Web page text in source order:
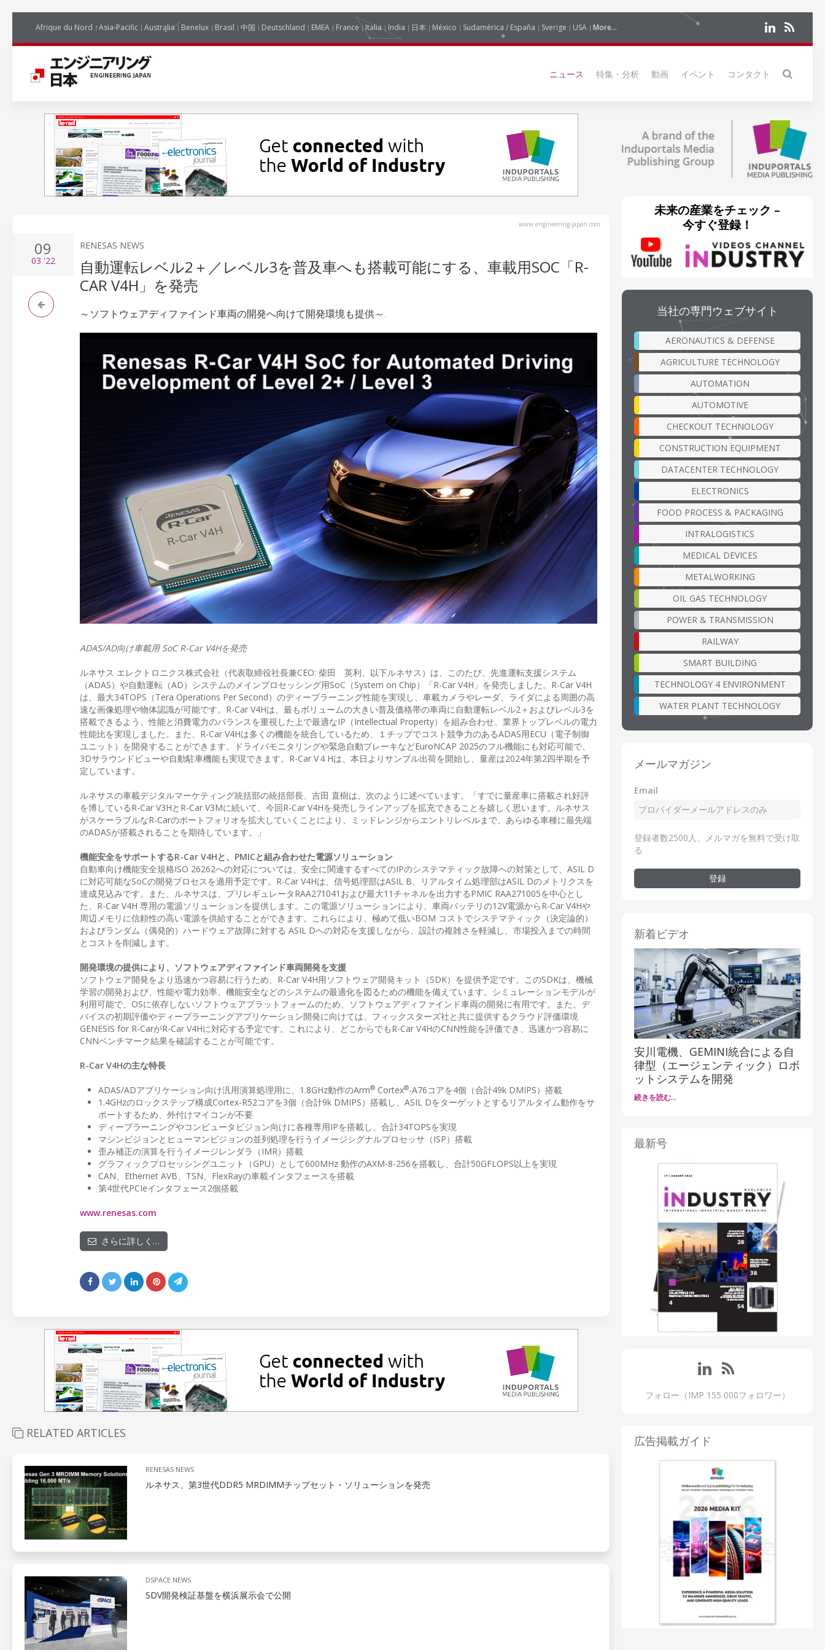
Afrique du Nord Asia-Pacific Australia Benelux Brasil 中国 Deutschland EMEA France Italia India 日本 México Sudamérica / España Sverige USA More...
ニュース 特集・分析 動画 イベント コンタクト
www.engineering-japan.com
09
03 '22
RENESAS NEWS
自動運転レベル2＋／レベル3を普及車へも搭載可能にする、車載用SOC「R-
CAR V4H」を発売
～ソフトウェアディファインド車両の開発へ向けて開発環境も提供～.
ADAS/AD向け車載用 SoC R-Car V4Hを発売
ルネサス エレクトロニクス株式会社（代表取締役社長兼CEO: 柴田 英利、以下ルネサス）は、このたび、先進運転支援システム
（ADAS）や自動運転（AD）システムのメインプロセッシング用SoC（System on Chip）「R-Car V4H」を発売しました。R-Car V4H
は、最大34TOPS（Tera Operations Per Second）のディープラーニング性能を実現し、車載カメラやレーダ、ライダによる周囲の高
速な画像処理や物体認識が可能です。R-Car V4Hは、最もボリュームの大きい普及価格帯の車両に自動運転レベル2＋およびレベル3を
搭載できるよう、性能と消費電力のバランスを重視した上で最適なIP（Intellectual Property）を組み合わせ、業界トップレベルの電力
性能比を実現しました。また、R-Car V4Hは多くの機能を統合しているため、１チップでコスト競争力のあるADAS用ECU（電子制御
ユニット）を開発することができます。ドライバモニタリングや緊急自動ブレーキなどEuroNCAP 2025のフル機能にも対応可能で、
3Dサラウンドビューや自動駐車機能も実現できます。R-Car V４Hは、本日よりサンプル出荷を開始し、量産は2024年第2四半期を予
定しています。
ルネサスの車載デジタルマーケティング統括部の統括部長、吉田 直樹は、次のように述べています。「すでに量産車に搭載され好評
を博しているR-Car V3HとR-Car V3Mに続いて、今回R-Car V4Hを発売しラインアップを拡充できることを嬉しく思います。ルネサス
がスケーラブルなR-Carのポートフォリオを拡大していくことにより、ミッドレンジからエントリレベルまで、あらゆる車種に最先端
のADASが搭載されることを期待しています。」
機能安全をサポートするR-Car V4Hと、PMICと組み合わせた電源ソリューション
自動車向け機能安全規格ISO 26262への対応については、安全に関連するすべてのIPのシステマティック故障への対策として、ASIL D
に対応可能なSoCの開発プロセスを適用予定です。R-Car V4Hは、信号処理部はASIL B、リアルタイム処理部はASIL Dのメトリクスを
達成見込みです。また、ルネサスは、プリレギュレータRAA271041および最大11チャネルを出力するPMIC RAA271005を中心とし
た、R-Car V4H 専用の電源ソリューションを提供します。この電源ソリューションにより、車両バッテリの12V電源からR-Car V4Hや
周辺メモリに信頼性の高い電源を供給することができます。これらにより、極めて低いBOM コストでシステマティック（決定論的）
およびランダム（偶発的）ハードウェア故障に対する ASIL Dへの対応を支援しながら、設計の複雑さを軽減し、市場投入までの時間
とコストを削減します。
開発環境の提供により、ソフトウェアディファインド車両開発を支援
ソフトウェア開発をより迅速かつ容易に行うため、R-Car V4H用ソフトウェア開発キット（SDK）を提供予定です。このSDKは、機械
学習の開発および、性能や電力効率、機能安全などのシステムの最適化を図るための機能を備えています。シミュレーションモデルが
利用可能で、OSに依存しないソフトウェアプラットフォームのため、ソフトウェアディファインド車両の開発に有用です。また、デ
バイスの初期評価やディープラーニングアプリケーション開発に向けては、フィックスターズ社と共に提供するクラウド評価環境
GENESIS for R-CarがR-Car V4Hに対応する予定です。これにより、どこからでもR-Car V4HのCNN性能を評価でき、迅速かつ容易に
CNNベンチマーク結果を確認することが可能です。
R-Car V4Hの主な特長
ADAS/ADアプリケーション向け汎用演算処理用に、1.8GHz動作のArm® Cortex®-A76コアを4個（合計49k DMIPS）搭載
1.4GHzのロックステップ構成Cortex-R52コアを3個（合計9k DMIPS）搭載し、ASIL Dをターゲットとするリアルタイム動作をサ
ポートするため、外付けマイコンが不要
ディープラーニングやコンピュータビジョン向けに各種専用IPを搭載し、合計34TOPSを実現
マシンビジョンとヒューマンビジョンの並列処理を行うイメージシグナルプロセッサ（ISP）搭載
歪み補正の演算を行うイメージレンダラ（IMR）搭載
グラフィックプロセッシングユニット（GPU）として600MHz 動作のAXM-8-256を搭載し、合計50GFLOPS以上を実現
CAN、Ethernet AVB、TSN、FlexRayの車載インタフェースを搭載
第4世代PCIeインタフェース2個搭載
www.renesas.com
さらに詳しく…
RELATED ARTICLES
RENESAS NEWS
ルネサス、第3世代DDR5 MRDIMMチップセット・ソリューションを発売
DSPACE NEWS
SDV開発検証基盤を横浜展示会で公開
未来の産業をチェック –
今すぐ登録！
当社の専門ウェブサイト
AERONAUTICS & DEFENSE
AGRICULTURE TECHNOLOGY
AUTOMATION
AUTOMOTIVE
CHECKOUT TECHNOLOGY
CONSTRUCTION EQUIPMENT
DATACENTER TECHNOLOGY
ELECTRONICS
FOOD PROCESS & PACKAGING
INTRALOGISTICS
MEDICAL DEVICES
METALWORKING
OIL GAS TECHNOLOGY
POWER & TRANSMISSION
RAILWAY
SMART BUILDING
TECHNOLOGY 4 ENVIRONMENT
WATER PLANT TECHNOLOGY
メールマガジン
Email
登録者数2500人、メルマガを無料で受け取
る
登録
新着ビデオ
安川電機、GEMINI統合による自
律型（エージェンティック）ロボ
ットシステムを開発
続きを読む…
最新号
フォロー（IMP 155 000フォロワー）
広告掲載ガイド